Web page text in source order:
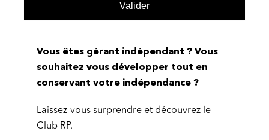
Valider
Vous êtes gérant indépendant ? Vous
souhaitez vous développer tout en
conservant votre indépendance ?
Laissez-vous surprendre et découvrez le
Club RP.